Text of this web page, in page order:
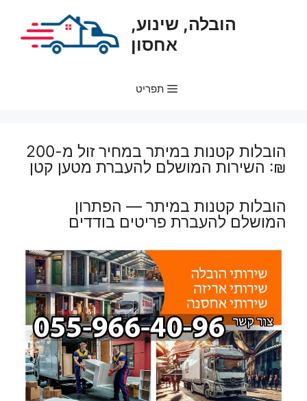
הובלה, שינוע,
אחסון
תפריט
הובלות קטנות במיתר במחיר זול מ-200
₪: השירות המושלם להעברת מטען קטן
הובלות קטנות במיתר — הפתרון
המושלם להעברת פריטים בודדים